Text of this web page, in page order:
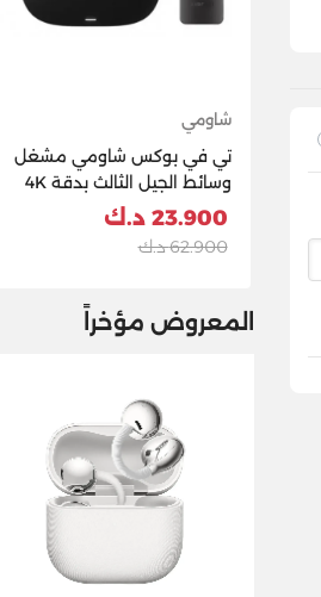
شاومي
تي في بوكس شاومي مشغل
وسائط الجيل الثالث بدقة 4K
UHD بنظام قوقل تي ڤي
PFJ4179UK - أسود
23.900 د.ك
62.900 د.ك
المعروض مؤخراً